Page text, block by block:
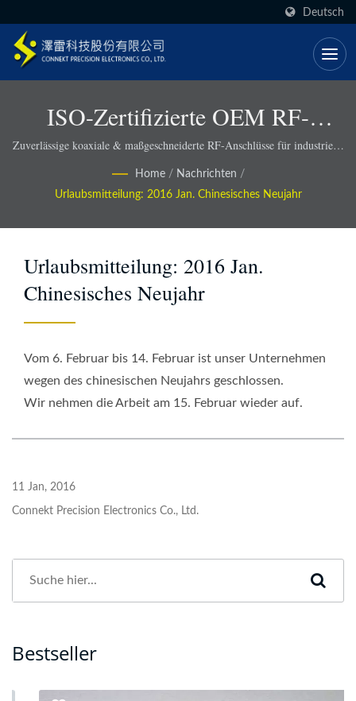
Deutsch
ISO-Zertifizierte OEM RF-
Lösungen Mit Schnelleren
Lieferzeiten - Connekt
Zuverlässige koaxiale & maßgeschneiderte RF-Anschlüsse für industrielle
Home / Nachrichten /
Urlaubsmitteilung: 2016 Jan. Chinesisches Neujahr
Urlaubsmitteilung: 2016 Jan.
Chinesisches Neujahr
Vom 6. Februar bis 14. Februar ist unser Unternehmen
wegen des chinesischen Neujahrs geschlossen.
Wir nehmen die Arbeit am 15. Februar wieder auf.
11 Jan, 2016
Connekt Precision Electronics Co., Ltd.
Bestseller